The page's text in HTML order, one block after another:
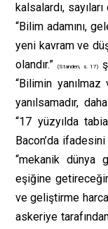
kalsalardı,
“Bilim adamını,
yeni kavram ve
olandır.”
(Standen, s. 17)
“Bilimin
yanılsamadır,
“17 yüzyılda
Bacon’da
“mekanik dünya
eşiğine
ve geliştirme
askeriye